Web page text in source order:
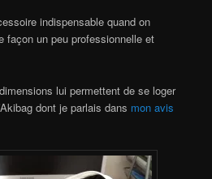
indispensable quand on
façon un peu professionnelle et
lui permettent de se loger
dont je parlais dans mon avis